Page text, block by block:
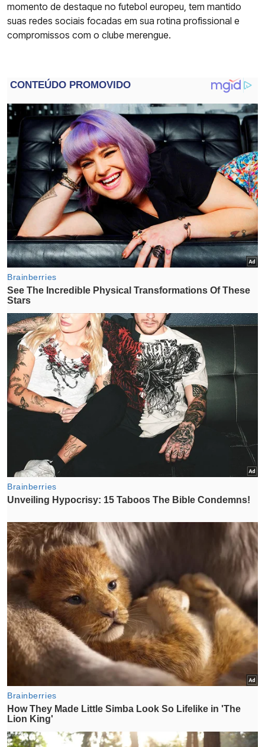
momento de destaque no futebol europeu, tem mantido
suas redes sociais focadas em sua rotina profissional e
compromissos com o clube merengue.